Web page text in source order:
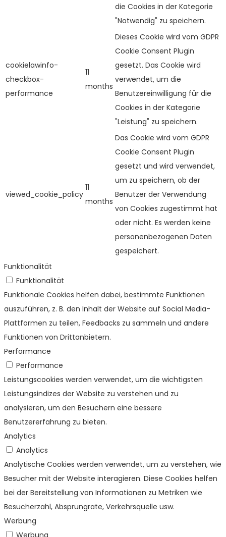
die Cookies in der Kategorie
"Notwendig" zu speichern.
cookielawinfo-
checkbox-
performance
11
months
Dieses Cookie wird vom GDPR
Cookie Consent Plugin
gesetzt. Das Cookie wird
verwendet, um die
Benutzereinwilligung für die
Cookies in der Kategorie
"Leistung" zu speichern.
viewed_cookie_policy
11
months
Das Cookie wird vom GDPR
Cookie Consent Plugin
gesetzt und wird verwendet,
um zu speichern, ob der
Benutzer der Verwendung
von Cookies zugestimmt hat
oder nicht. Es werden keine
personenbezogenen Daten
gespeichert.
Funktionalität
Funktionalität
Funktionale Cookies helfen dabei, bestimmte Funktionen
auszuführen, z. B. den Inhalt der Website auf Social Media-
Plattformen zu teilen, Feedbacks zu sammeln und andere
Funktionen von Drittanbietern.
Performance
Performance
Leistungscookies werden verwendet, um die wichtigsten
Leistungsindizes der Website zu verstehen und zu
analysieren, um den Besuchern eine bessere
Benutzererfahrung zu bieten.
Analytics
Analytics
Analytische Cookies werden verwendet, um zu verstehen, wie
Besucher mit der Website interagieren. Diese Cookies helfen
bei der Bereitstellung von Informationen zu Metriken wie
Besucherzahl, Absprungrate, Verkehrsquelle usw.
Werbung